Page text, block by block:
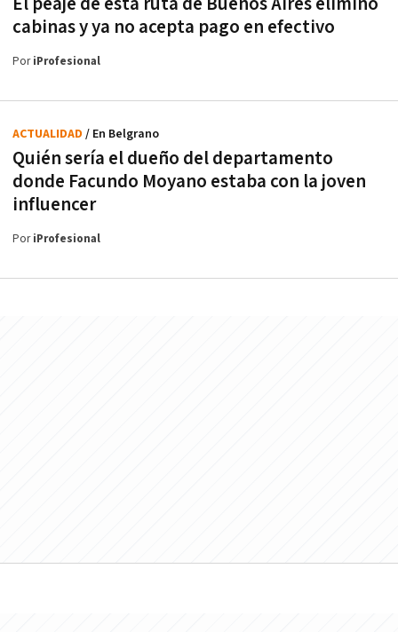
cabinas y ya no acepta pago en efectivo
PoriProfesional
Quién sería el dueño del departamento
donde Facundo Moyano estaba con la joven
influencer
ACTUALIDAD / En Belgrano
PoriProfesional